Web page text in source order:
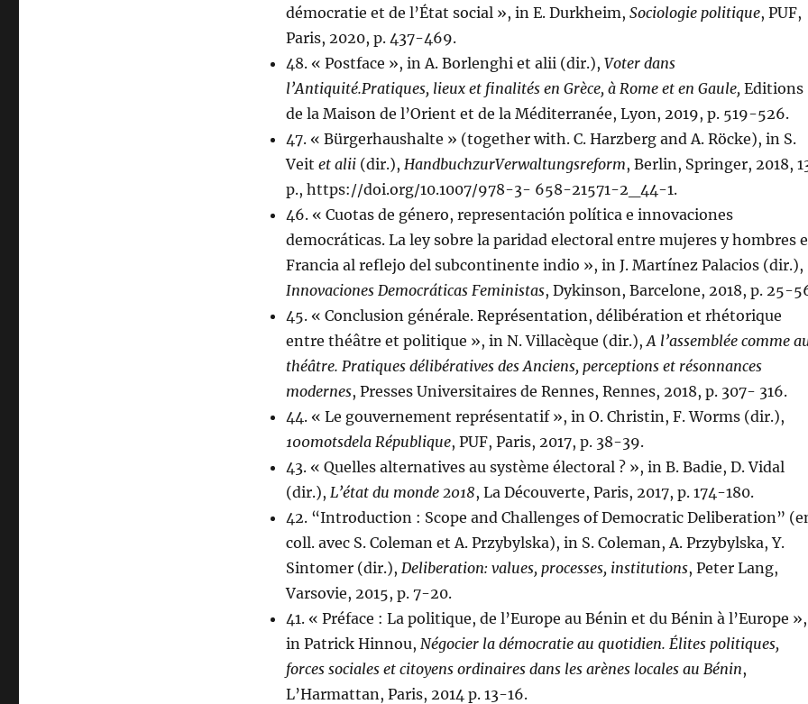
démocratie et de l’État social », in E. Durkheim, Sociologie politique, PUF,
Paris, 2020, p. 437-469.
48. « Postface », in A. Borlenghi et alii (dir.), Voter dans
l’Antiquité.Pratiques, lieux et finalités en Grèce, à Rome et en Gaule, Editions
de la Maison de l’Orient et de la Méditerranée, Lyon, 2019, p. 519-526.
47. « Bürgerhaushalte » (together with. C. Harzberg and A. Röcke), in S.
Veit et alii (dir.), HandbuchzurVerwaltungsreform, Berlin, Springer, 2018,
p., https://doi.org/10.1007/978-3- 658-21571-2_44-1.
46. « Cuotas de género, representación política e innovaciones
democráticas. La ley sobre la paridad electoral entre mujeres y hombres
Francia al reflejo del subcontinente indio », in J. Martínez Palacios (dir.),
Innovaciones Democráticas Feministas, Dykinson, Barcelone, 2018, p. 25-
45. « Conclusion générale. Représentation, délibération et rhétorique
entre théâtre et politique », in N. Villacèque (dir.),A l’assemblée comme
théâtre. Pratiques délibératives des Anciens, perceptions et résonnances
modernes, Presses Universitaires de Rennes, Rennes, 2018, p. 307- 316.
44. « Le gouvernement représentatif », in O. Christin, F. Worms (dir.),
100motsdela République, PUF, Paris, 2017, p. 38-39.
43. « Quelles alternatives au système électoral ? », in B. Badie, D. Vidal
(dir.), L’état du monde 2018, La Découverte, Paris, 2017, p. 174-180.
42. “Introduction : Scope and Challenges of Democratic Deliberation”
coll. avec S. Coleman et A. Przybylska), in S. Coleman, A. Przybylska, Y.
Sintomer (dir.), Deliberation: values, processes, institutions, Peter Lang,
Varsovie, 2015, p. 7-20.
41. « Préface : La politique, de l’Europe au Bénin et du Bénin à l’Europe »,
in Patrick Hinnou, Négocier la démocratie au quotidien. Élites politiques,
forces sociales et citoyens ordinaires dans les arènes locales au Bénin,
L’Harmattan, Paris, 2014 p. 13-16.